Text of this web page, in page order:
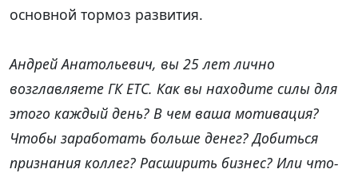
основной тормоз развития.
Андрей Анатольевич, вы 25 лет лично
возглавляете ГК ЕТС. Как вы находите силы для
этого каждый день? В чем ваша мотивация?
Чтобы заработать больше денег? Добиться
признания коллег? Расширить бизнес? Или что-